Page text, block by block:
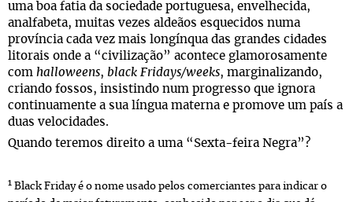
uma boa fatia da sociedade portuguesa, envelhecida,
analfabeta, muitas vezes aldeãos esquecidos numa
província cada vez mais longínqua das grandes cidades
litorais onde a “civilização” acontece glamorosamente
com halloweens, black Fridays/weeks, marginalizando,
criando fossos, insistindo num progresso que ignora
continuamente a sua língua materna e promove um país a
duas velocidades.
Quando teremos direito a uma “Sexta-feira Negra”?
1 Black Friday é o nome usado pelos comerciantes para indicar o